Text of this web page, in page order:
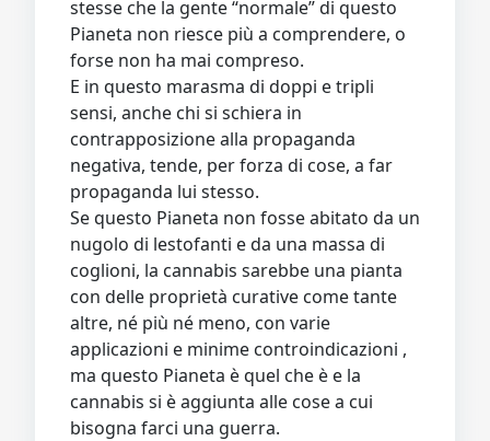
stesse che la gente “normale” di questo
Pianeta non riesce più a comprendere, o
forse non ha mai compreso.
E in questo marasma di doppi e tripli
sensi, anche chi si schiera in
contrapposizione alla propaganda
negativa, tende, per forza di cose, a far
propaganda lui stesso.
Se questo Pianeta non fosse abitato da un
nugolo di lestofanti e da una massa di
coglioni, la cannabis sarebbe una pianta
con delle proprietà curative come tante
altre, né più né meno, con varie
applicazioni e minime controindicazioni ,
ma questo Pianeta è quel che è e la
cannabis si è aggiunta alle cose a cui
bisogna farci una guerra.